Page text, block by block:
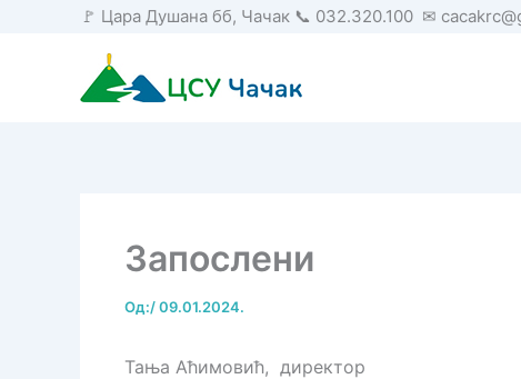
🚩 Цара Душана бб, Чачак 📞 032.320.100 ✉
Запослени
Од:/09.01.2024.
Тања Аћимовић, директор